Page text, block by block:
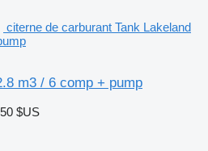
citerne de carburant Tank Lakeland
m3 / 6 comp + pump
$US